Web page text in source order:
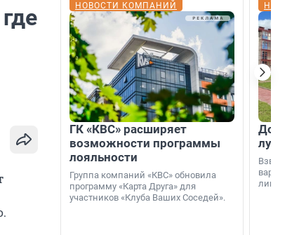
НОВОСТИ КОМПАНИЙ
ГК «КВС» расширяет
возможности программы
лояльности
Группа компаний «КВС» обновила
программу «Карта Друга» для
участников «Клуба Ваших Соседей».
Дом
лучше
лишнего